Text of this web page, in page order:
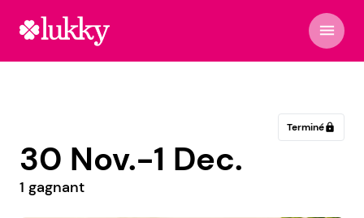
menu
Terminélock
30 Nov.-1 Dec.
1 gagnant